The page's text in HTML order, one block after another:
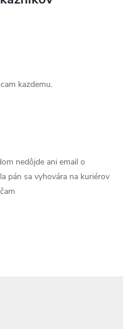
kazdemu.
nedôjde ani email o
pán sa vyhovára na kuriérov